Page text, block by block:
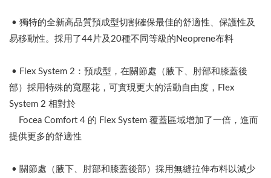
• 獨特的全新高品質預成型切割確保最佳的舒適性、保護性及
易移動性。採用了44片及20種不同等級的Neoprene布料
• Flex System 2：預成型，在關節處（腋下、肘部和膝蓋後
部）採用特殊的寬壓花，可實現更大的活動自由度，Flex
System 2 相對於
Focea Comfort 4 的 Flex System 覆蓋區域增加了一倍，進而
提供更多的舒適性
• 關節處（ 腋下、肘部和膝蓋後部）採用無縫拉伸布料以減少